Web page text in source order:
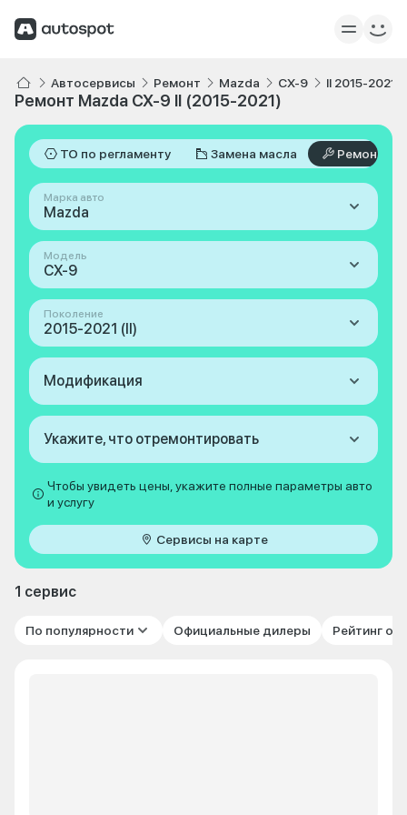
Автосервисы Ремонт Mazda CX-9 II 2015-2021
Ремонт Mazda CX-9 II (2015-2021)
ТО по регламенту Замена масла Ремонт
Марка авто
Mazda
Модель
CX-9
Поколение
2015-2021 (II)
Модификация
Укажите, что отремонтировать
Чтобы увидеть цены, укажите полные параметры авто
и услугу
Сервисы на карте
1 сервис
По популярности Официальные дилеры Рейтинг